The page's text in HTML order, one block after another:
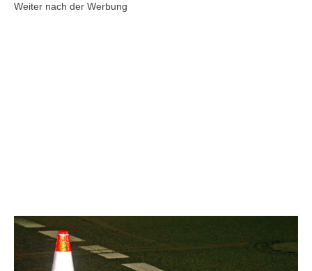
Weiter nach der Werbung